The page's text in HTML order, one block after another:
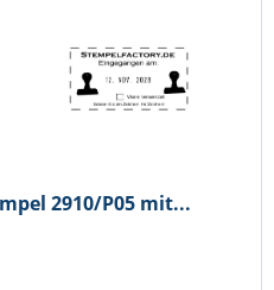
2910/P05 mit...